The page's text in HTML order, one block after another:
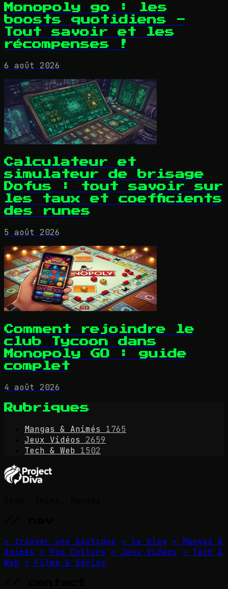
Monopoly go : les
boosts quotidiens -
Tout savoir et les
récompenses !
6 août 2026
Calculateur et
simulateur de brisage
Dofus : tout savoir sur
les taux et coefficients
des runes
5 août 2026
Comment rejoindre le
club Tycoon dans
Monopoly GO : guide
complet
4 août 2026
Rubriques
Mangas & Animés
1765
Jeux Vidéos
2659
Tech & Web 1502
> trouver une boutique > le blog > Mangas &
Animés
> Pop Culture > Jeux Vidéos
> Tech &
Web > Films & Séries